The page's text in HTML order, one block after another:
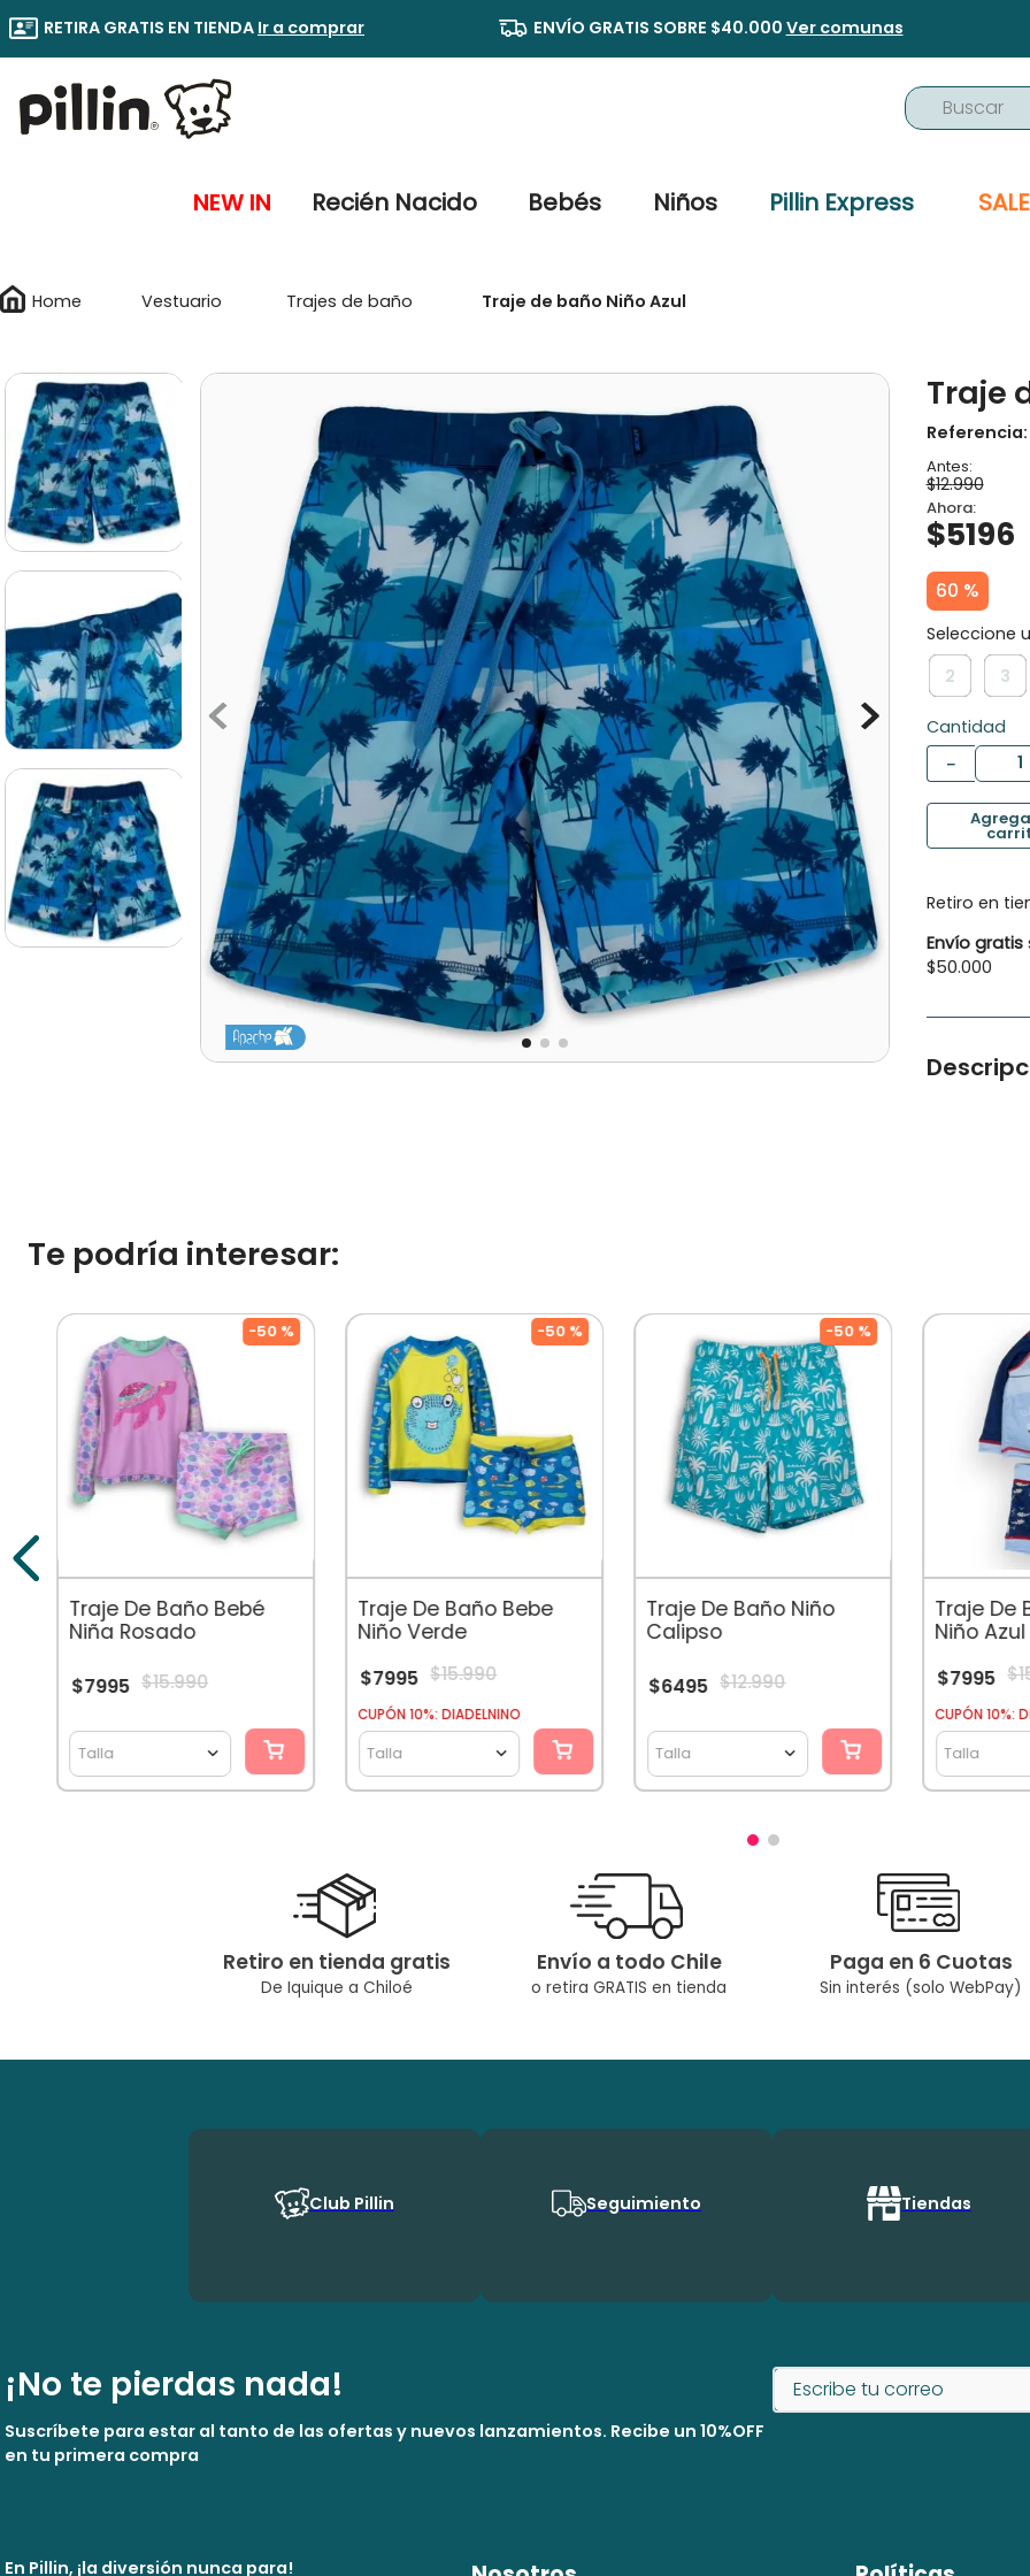
RETIRA GRATIS EN TIENDA Ir a comprar ENVÍO GRATIS SOBRE $40.000 Ver comunas
Buscar
NEW IN Recién Nacido Bebés Niños Pillin Express
Vestuario Trajes de baño Traje de baño Niño Azul
Traje
Referencia:
$12.990
$5196
60 %
2 3
Cantidad
－
Retiro en
Envío gratis
$50.000
Diseñado
Chilena
A Muchas
Niños!
Te podría interesar:
Traje De Baño Bebé
Niña Rosado
-50 %
$7995 $15.990
Talla
Traje De Baño Bebe
Niño Verde
-50 %
$7995 $15.990
CUPÓN 10%: DIADELNINO
Talla
Traje De Baño Niño
Calipso
-50 %
$6495 $12.990
Talla
Traje De
Niño
$7995 $
CUPÓN 10%:
Talla
Retiro en tienda gratis
De Iquique a Chiloé
Envío a todo Chile
o retira GRATIS en tienda
Paga en 6 Cuotas
Sin interés (solo WebPay)
Club Pillin Seguimiento Tiendas
¡No te pierdas nada!
Suscríbete para estar al tanto de las ofertas y nuevos lanzamientos. Recibe un 10%OFF
en tu primera compra
En Pillin, ¡la diversión nunca para!
1
buzo
4.
poleron
7.
vestidos
8.
gorro
9.
panty
10. botas agua